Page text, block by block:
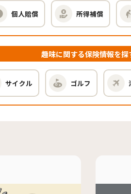
個人賠償 所得補償
趣味に関する保険情報を探
サイクル ゴルフ